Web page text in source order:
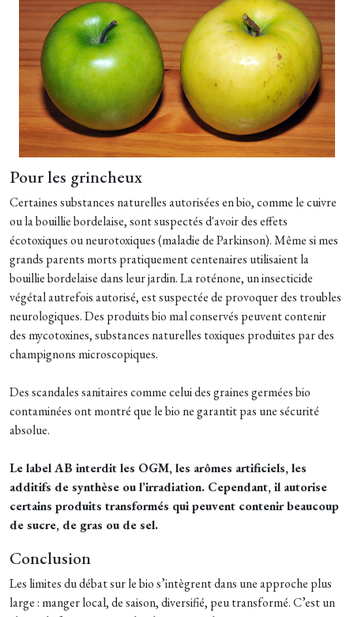
Pour les grincheux
Certaines substances naturelles autorisées en bio, comme le cuivre
ou la bouillie bordelaise, sont suspectés d'avoir des effets
écotoxiques ou neurotoxiques (maladie de Parkinson). Même si mes
grands parents morts pratiquement centenaires utilisaient la
bouillie bordelaise dans leur jardin. La roténone, un insecticide
végétal autrefois autorisé, est suspectée de provoquer des troubles
neurologiques. Des produits bio mal conservés peuvent contenir
des mycotoxines, substances naturelles toxiques produites par des
champignons microscopiques.
Des scandales sanitaires comme celui des graines germées bio
contaminées ont montré que le bio ne garantit pas une sécurité
absolue.
Le label AB interdit les OGM, les arômes artificiels, les
additifs de synthèse ou l’irradiation. Cependant, il autorise
certains produits transformés qui peuvent contenir beaucoup
de sucre, de gras ou de sel.
Conclusion
Les limites du débat sur le bio s’intègrent dans une approche plus
large : manger local, de saison, diversifié, peu transformé. C’est un